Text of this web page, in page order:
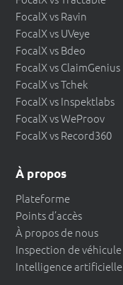
FocalX vs Ravin
FocalX vs UVeye
FocalX vs Bdeo
FocalX vs ClaimGenius
FocalX vs Tchek
FocalX vs Inspektlabs
FocalX vs WeProov
FocalX vs Record360
À propos
Plateforme
Points d’accès
À propos de nous
Inspection de véhicule
Intelligence artificielle